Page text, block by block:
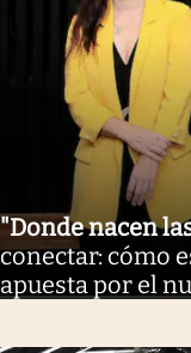
"Donde nacen
conectar: cómo
apuesta por el